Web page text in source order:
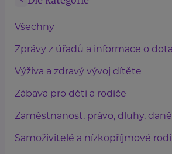
Všechny
Zprávy z úřadů a informace o
Výživa a zdravý vývoj dítěte
Zábava pro děti a rodiče
Zaměstnanost, právo, dluhy, daně
Samoživitelé a nízkopříjmové